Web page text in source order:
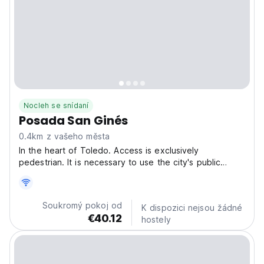
Nocleh se snídaní
Posada San Ginés
0.4km z vašeho města
In the heart of Toledo. Access is exclusively
pedestrian. It is necessary to use the city's public
remotely from Hotel Boutique Posada Sillería, 300
meters away. Guests must register from their phone to
complete...Soukromý pokoj od
€40.12
K dispozici nejsou žádné
hostely